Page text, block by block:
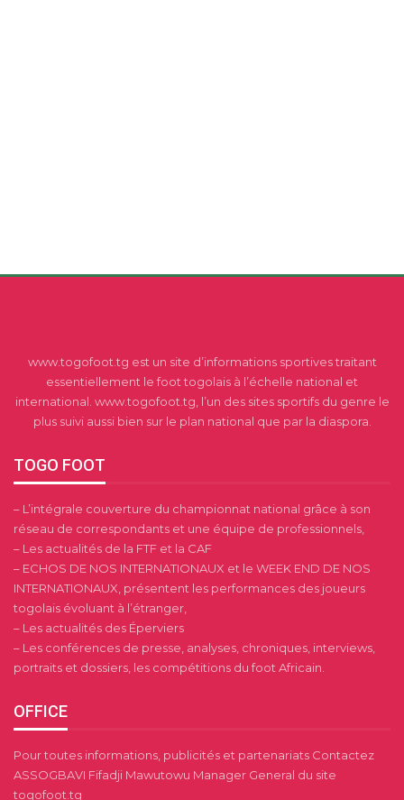
www.togofoot.tg est un site d’informations sportives traitant
essentiellement le foot togolais à l’échelle national et
international. www.togofoot.tg, l’un des sites sportifs du genre le
plus suivi aussi bien sur le plan national que par la diaspora.
TOGO FOOT
– L’intégrale couverture du championnat national grâce à son
réseau de correspondants et une équipe de professionnels,
– Les actualités de la FTF et la CAF
– ECHOS DE NOS INTERNATIONAUX et le WEEK END DE NOS
INTERNATIONAUX, présentent les performances des joueurs
togolais évoluant à l’étranger,
– Les actualités des Éperviers
– Les conférences de presse, analyses, chroniques, interviews,
portraits et dossiers, les compétitions du foot Africain.
OFFICE
Pour toutes informations, publicités et partenariats Contactez
ASSOGBAVI Fifadji Mawutowu Manager General du site
togofoot.tg